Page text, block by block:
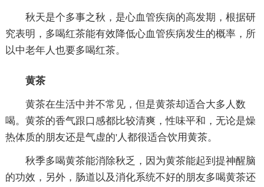
秋天是个多事之秋，是心血管疾病的高发期，根据研
究表明，多喝红茶能有效降低心血管疾病发生的概率，所
以中老年人也要多喝红茶。
黄茶
黄茶在生活中并不常见，但是黄茶却适合大多人数
喝。黄茶的香气跟口感都比较清爽，性味平和，无论是燥
热体质的朋友还是气虚的'人都很适合饮用黄茶。
秋季多喝黄茶能消除秋乏，因为黄茶能起到提神醒脑
的功效，另外，肠道以及消化系统不好的朋友多喝黄茶还